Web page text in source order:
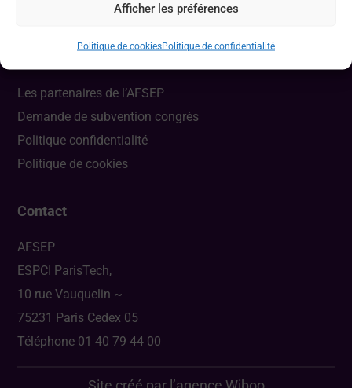
Afficher les préférences
Politique de cookiesPolitique de confidentialité
Liens utiles
Les partenaires de l’AFSEP
Demande de subvention congrès
Politique confidentialité
Politique de cookies
Contact
AFSEP
ESPCI ParisTech,
10 rue Vauquelin ~
75231 Paris Cedex 05
Téléphone 01 40 79 44 00